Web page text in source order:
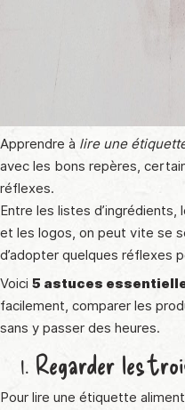
Apprendre à lire une
avec les bons repères,
réflexes.
Entre les listes
et les logos, on peut vite se
d’adopter quelques réflexes
Voici 5 astuces
facilement, comparer les
sans y passer des heures.
1. Regarder les
Pour lire une étiquette